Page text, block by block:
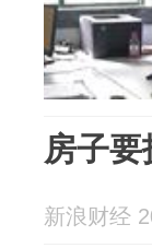
房子
新浪财经